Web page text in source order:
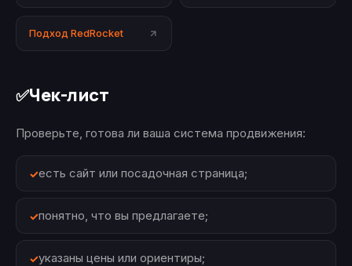
Подход RedRocket
✅Чек-лист
Проверьте, готова ли ваша система продвижения:
есть сайт или посадочная страница;
понятно, что вы предлагаете;
указаны цены или ориентиры;